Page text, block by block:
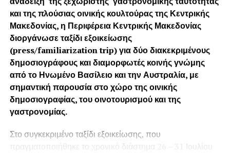
και της πλούσιας οινικής κουλτούρας της Κεντρικής
Μακεδονίας, η Περιφέρεια Κεντρικής Μακεδονίας
διοργάνωσε ταξίδι εξοικείωσης
(press/familiarizationtrip) για δύο διακεκριμένους
δημοσιογράφους και διαμορφωτές κοινής γνώμης
από το Ηνωμένο Βασίλειο και την Αυστραλία, με
σημαντική παρουσία στο χώρο της οινικής
δημοσιογραφίας, του οινοτουρισμού και της
γαστρονομίας.
Στο συγκεκριμένο ταξίδι εξοικείωσης, που
πραγματοποιήθηκε το χρονικό διάστημα 26 – 31 Ιουλίου